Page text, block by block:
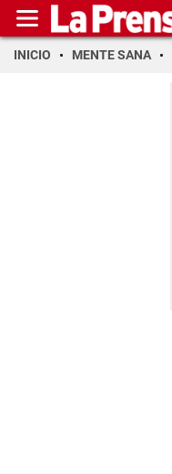
INICIO MENTE SANA